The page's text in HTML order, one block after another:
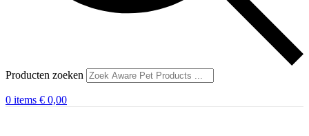
Producten zoeken
0 items € 0,00